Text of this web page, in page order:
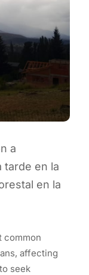
a
tarde en la
en la
common
affecting
seek